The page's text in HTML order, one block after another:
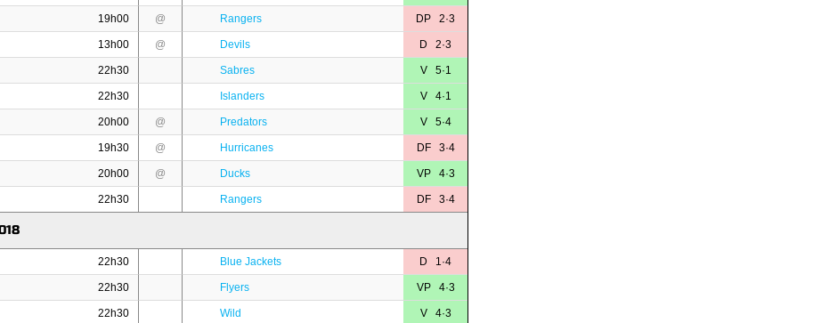
19h00 @ Rangers DP 2·3
13h00 @ Devils D 2·3
22h30 Sabres V 5·1
22h30 Islanders V 4·1
20h00 @ Predators V 5·4
19h30 @ Hurricanes DF 3·4
20h00 @ Ducks VP 4·3
22h30 Rangers DF 3·4
22h30 Blue Jackets D 1·4
22h30 Flyers VP 4·3
22h30 Wild V 4·3